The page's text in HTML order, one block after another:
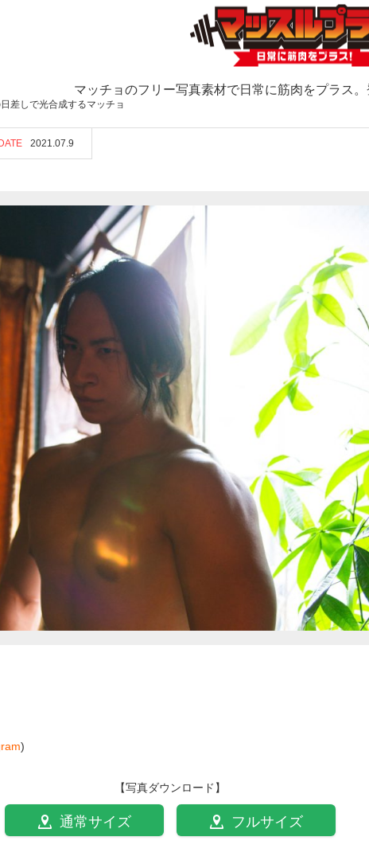
マッチョのフリー写真素材で日常に筋肉をプラス
差しで光合成するマッチョ
2021.07.9
)
【写真ダウンロード】
通常サイズ フルサイズ